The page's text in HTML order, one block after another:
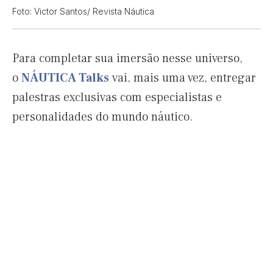
Foto: Victor Santos/ Revista Náutica
Para completar sua imersão nesse universo,
oNÁUTICA Talks vai, mais uma vez, entregar
palestras exclusivas com especialistas e
personalidades do mundo náutico.